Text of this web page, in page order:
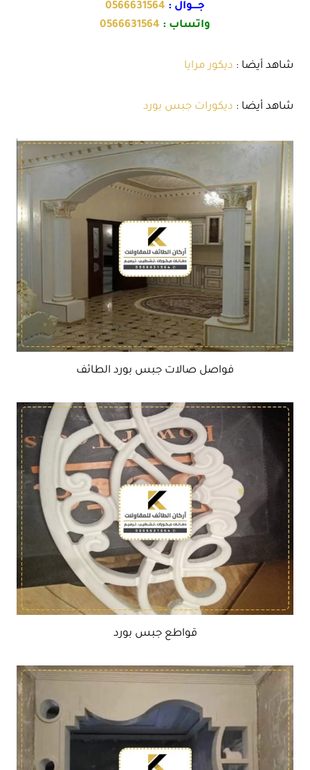
جــــوال : 0566631564
واتساب : 0566631564
شاهد أيضا : ديكور مرايا
شاهد أيضا : ديكورات جبس بورد
فواصل صالات جبس بورد الطائف
قواطع جبس بورد